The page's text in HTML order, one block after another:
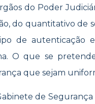
do Poder
do quantitativo de
de autenticação
O que se
que sejam
de